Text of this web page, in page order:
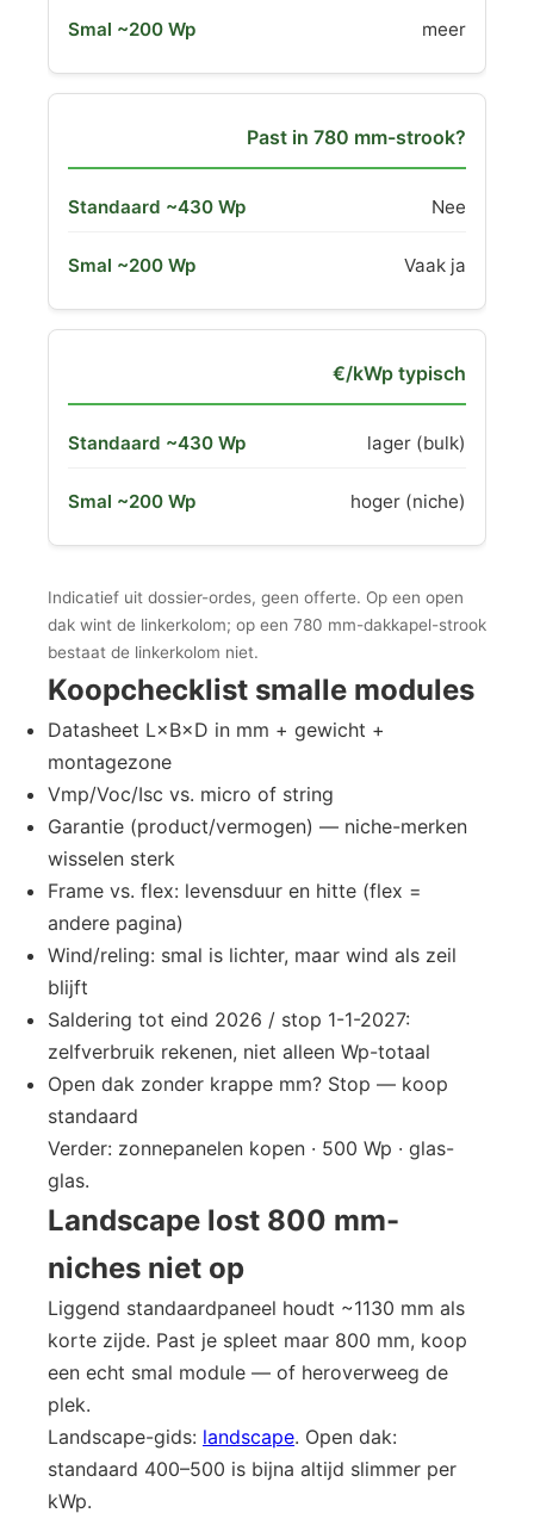
meer
Past in 780 mm-strook?
Nee
Vaak ja
€/kWp typisch
lager (bulk)
hoger (niche)
Indicatief uit dossier-ordes, geen offerte. Op een open
dak wint de linkerkolom; op een 780 mm-dakkapel-strook
bestaat de linkerkolom niet.
Koopchecklist smalle modules
Datasheet L×B×D in mm + gewicht +
montagezone
Vmp/Voc/Isc vs. micro of string
Garantie (product/vermogen) — niche-merken
wisselen sterk
Frame vs. flex: levensduur en hitte (flex =
andere pagina)
Wind/reling: smal is lichter, maar wind als zeil
blijft
Saldering tot eind 2026 / stop 1-1-2027:
zelfverbruik rekenen, niet alleen Wp-totaal
Open dak zonder krappe mm? Stop — koop
standaard
Verder: zonnepanelen kopen · 500 Wp · glas-
glas.
Landscape lost 800 mm-
niches niet op
Liggend standaardpaneel houdt ~1130 mm als
korte zijde. Past je spleet maar 800 mm, koop
een echt smal module — of heroverweeg de
plek.
Landscape-gids: landscape. Open dak:
standaard 400–500 is bijna altijd slimmer per
kWp.